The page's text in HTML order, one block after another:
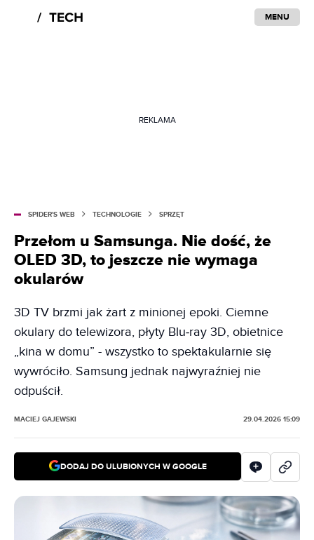
MENU
REKLAMA
SPIDER'S WEB TECHNOLOGIE SPRZĘT
Przełom u Samsunga. Nie dość, że
OLED 3D, to jeszcze nie wymaga
okularów
3D TV brzmi jak żart z minionej epoki. Ciemne
okulary do telewizora, płyty Blu‑ray 3D, obietnice
„kina w domu” - wszystko to spektakularnie się
wywróciło. Samsung jednak najwyraźniej nie
odpuścił.
MACIEJ GAJEWSKI 29.04.2026 15:09
DODAJ DO ULUBIONYCH W GOOGLE